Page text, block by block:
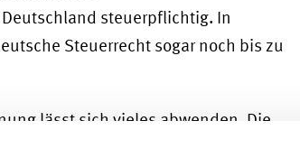
steuerpflichtig. In
Steuerrecht sogar noch bis zu
lässt sich vieles abwenden. Die
um die